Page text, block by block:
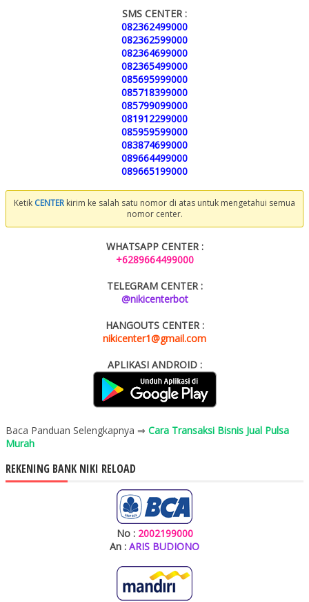
SMS CENTER :
082362499000
082362599000
082364699000
082365499000
085695999000
085718399000
085799099000
081912299000
085959599000
083874699000
089664499000
089665199000
Ketik CENTER kirim ke salah satu nomor di atas untuk mengetahui semua
nomor center.
WHATSAPP CENTER :
+6289664499000
TELEGRAM CENTER :
@nikicenterbot
HANGOUTS CENTER :
nikicenter1@gmail.com
APLIKASI ANDROID :
Baca Panduan Selengkapnya ⇒ Cara Transaksi Bisnis Jual Pulsa
Murah
REKENING BANK NIKI RELOAD
No : 2002199000
An : ARIS BUDIONO